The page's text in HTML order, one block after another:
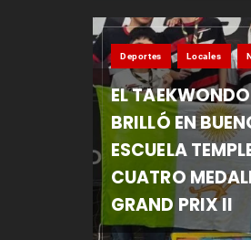
Deportes Locales
EL
BRILLÓ EN
ESCUELA
CUATRO
GRAND PRIX II